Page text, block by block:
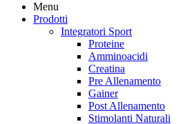
Menu
Prodotti
Integratori Sport
Proteine
Amminoacidi
Creatina
Pre Allenamento
Gainer
Post Allenamento
Stimolanti Naturali